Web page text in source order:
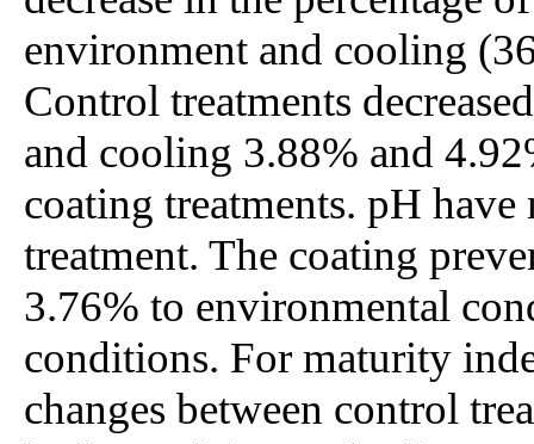
environment and cooling
Control treatments
and cooling 3.88% and
coating treatments. pH
treatment. The coating
3.76% to environmental
conditions. For maturity
changes between control